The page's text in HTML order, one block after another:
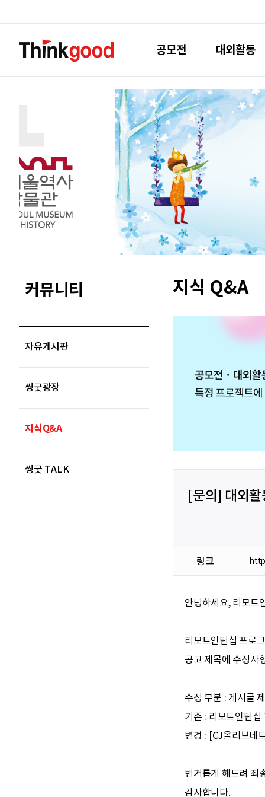
공모전 대외활동
커뮤니티
자유게시판
씽굿광장
지식Q&A
씽굿 TALK
지식 Q&A
[문의] 대외
링크
안녕하세요, 리모트
리모트인턴십 프로
공고 제목에 수정사
수정 부분 : 게시글
기존 : 리모트인턴십
변경 : [CJ올리브네
번거롭게 해드려 죄
감사합니다.